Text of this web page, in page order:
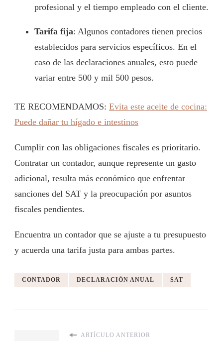
profesional y el tiempo empleado con el cliente.
Tarifa fija: Algunos contadores tienen precios
establecidos para servicios específicos. En el
caso de las declaraciones anuales, esto puede
variar entre 500 y mil 500 pesos.
TE RECOMENDAMOS: Evita este aceite de cocina:
Puede dañar tu hígado e intestinos
Cumplir con las obligaciones fiscales es prioritario.
Contratar un contador, aunque represente un gasto
adicional, resulta más económico que enfrentar
sanciones del SAT y la preocupación por asuntos
fiscales pendientes.
Encuentra un contador que se ajuste a tu presupuesto
y acuerda una tarifa justa para ambas partes.
CONTADOR DECLARACIÓN ANUAL SAT
ARTÍCULO ANTERIOR